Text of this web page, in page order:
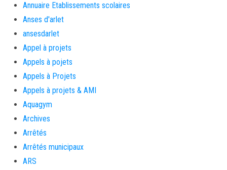
Annuaire Etablissements scolaires
Anses d'arlet
ansesdarlet
Appel à projets
Appels à pojets
Appels à Projets
Appels à projets & AMI
Aquagym
Archives
Arrêtés
Arrêtés municipaux
ARS